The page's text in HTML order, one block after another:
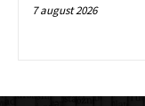
7 august 2026